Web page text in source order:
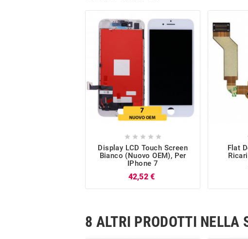
    
Display LCD Touch Screen
Bianco (Nuovo OEM), Per
IPhone 7
42,52 €
Flat
8 ALTRI PRODOTTI NELLA